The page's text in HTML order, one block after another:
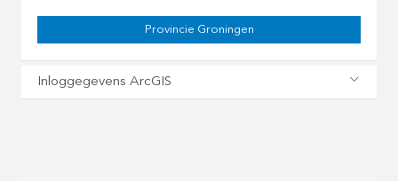
Provincie Groningen
Inloggegevens ArcGIS